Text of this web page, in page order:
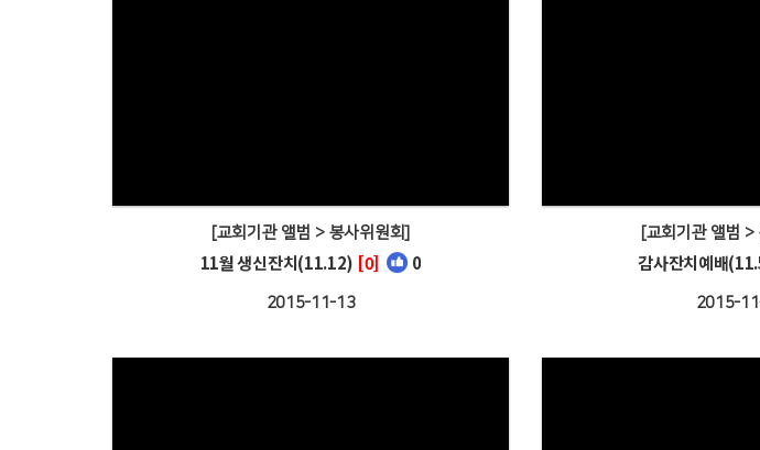
[교회기관 앨범 > 봉사위원회]
11월 생신잔치(11.12) [0] 0
2015-11-13
[교회기관 앨범 >
감사잔치예배
2015-